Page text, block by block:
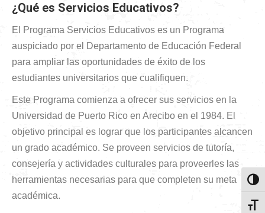
¿Qué es Servicios Educativos?
El Programa Servicios Educativos es un Programa
auspiciado por el Departamento de Educación Federal
para ampliar las oportunidades de éxito de los
estudiantes universitarios que cualifiquen.
Este Programa comienza a ofrecer sus servicios en la
Universidad de Puerto Rico en Arecibo en el 1984. El
objetivo principal es lograr que los participantes alcancen
un grado académico. Se proveen servicios de tutoría,
consejería y actividades culturales para proveerles las
herramientas necesarias para que completen su meta
académica.